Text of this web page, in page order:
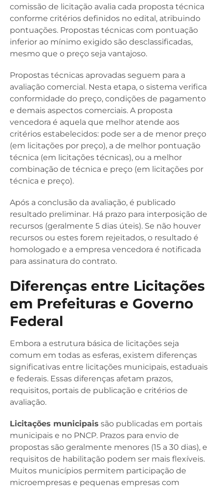
comissão de licitação avalia cada proposta técnica
conforme critérios definidos no edital, atribuindo
pontuações. Propostas técnicas com pontuação
inferior ao mínimo exigido são desclassificadas,
mesmo que o preço seja vantajoso.
Propostas técnicas aprovadas seguem para a
avaliação comercial. Nesta etapa, o sistema verifica
conformidade do preço, condições de pagamento
e demais aspectos comerciais. A proposta
vencedora é aquela que melhor atende aos
critérios estabelecidos: pode ser a de menor preço
(em licitações por preço), a de melhor pontuação
técnica (em licitações técnicas), ou a melhor
combinação de técnica e preço (em licitações por
técnica e preço).
Após a conclusão da avaliação, é publicado
resultado preliminar. Há prazo para interposição de
recursos (geralmente 5 dias úteis). Se não houver
recursos ou estes forem rejeitados, o resultado é
homologado e a empresa vencedora é notificada
para assinatura do contrato.
Diferenças entre Licitações
em Prefeituras e Governo
Federal
Embora a estrutura básica de licitações seja
comum em todas as esferas, existem diferenças
significativas entre licitações municipais, estaduais
e federais. Essas diferenças afetam prazos,
requisitos, portais de publicação e critérios de
avaliação.
Licitações municipais são publicadas em portais
municipais e no PNCP. Prazos para envio de
propostas são geralmente menores (15 a 30 dias), e
requisitos de habilitação podem ser mais flexíveis.
Muitos municípios permitem participação de
microempresas e pequenas empresas com